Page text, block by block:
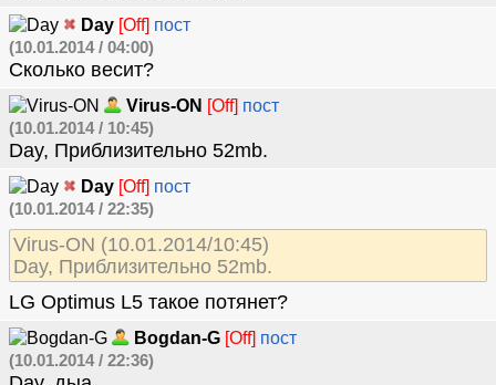
Day [Off] пост
(10.01.2014 / 04:00)
Сколько весит?
Virus-ON [Off] пост
(10.01.2014 / 10:45)
Day, Приблизительно 52mb.
Day [Off] пост
(10.01.2014 / 22:35)
Virus-ON (10.01.2014/10:45)
Day, Приблизительно 52mb.
LG Optimus L5 такое потянет?
Bogdan-G [Off] пост
(10.01.2014 / 22:36)